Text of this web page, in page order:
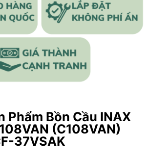
Phẩm Bồn Cầu INAX
(C108VAN)
37VSAK